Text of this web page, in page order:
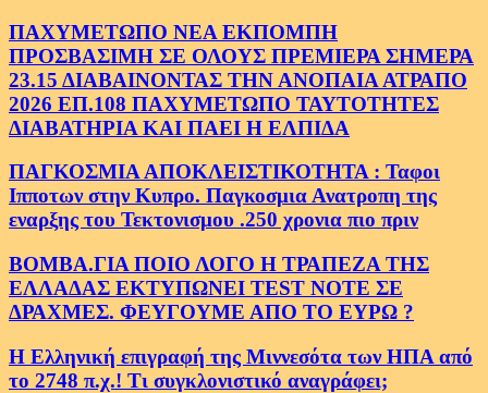
ΠΑΧΥΜΕΤΩΠΟ ΝΕΑ ΕΚΠΟΜΠΗ
ΠΡΟΣΒΑΣΙΜΗ ΣΕ ΟΛΟΥΣ ΠΡΕΜΙΕΡΑ ΣΗΜΕΡΑ
23.15 ΔΙΑΒΑΙΝΟΝΤΑΣ ΤΗΝ ΑΝΟΠΑΙΑ ΑΤΡΑΠΟ
2026 ΕΠ.108 ΠΑΧΥΜΕΤΩΠΟ ΤΑΥΤΟΤΗΤΕΣ
ΔΙΑΒΑΤΗΡΙΑ ΚΑΙ ΠΑΕΙ Η ΕΛΠΙΔΑ
ΠΑΓΚΟΣΜΙΑ ΑΠΟΚΛΕΙΣΤΙΚΟΤΗΤΑ : Ταφοι
Ιπποτων στην Κυπρο. Παγκοσμια Ανατροπη της
εναρξης του Τεκτονισμου .250 χρονια πιο πριν
ΒΟΜΒΑ.ΓΙΑ ΠΟΙΟ ΛΟΓΟ Η ΤΡΑΠΕΖΑ ΤΗΣ
ΕΛΛΑΔΑΣ ΕΚΤΥΠΩΝΕΙ TEST NOTE ΣΕ
ΔΡΑΧΜΕΣ. ΦΕΥΓΟΥΜΕ ΑΠΟ ΤΟ ΕΥΡΩ ?
Η Ελληνική επιγραφή της Μιννεσότα των ΗΠΑ από
το 2748 π.χ.! Τι συγκλονιστικό αναγράφει;